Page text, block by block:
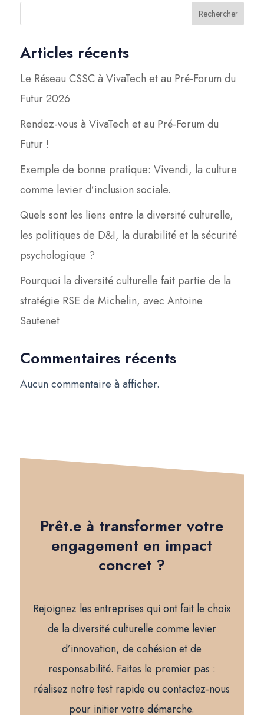
Rechercher
Articles récents
Le Réseau CSSC à VivaTech et au Pré-Forum du
Futur 2026
Rendez-vous à VivaTech et au Pré-Forum du
Futur !
Exemple de bonne pratique: Vivendi, la culture
comme levier d’inclusion sociale.
Quels sont les liens entre la diversité culturelle,
les politiques de D&I, la durabilité et la sécurité
psychologique ?
Pourquoi la diversité culturelle fait partie de la
stratégie RSE de Michelin, avec Antoine
Sautenet
Commentaires récents
Aucun commentaire à afficher.
Prêt.e à transformer votre
engagement en impact
concret ?
Rejoignez les entreprises qui ont fait le choix
de la diversité culturelle comme levier
d’innovation, de cohésion et de
responsabilité. Faites le premier pas :
réalisez notre test rapide ou contactez-nous
pour initier votre démarche.